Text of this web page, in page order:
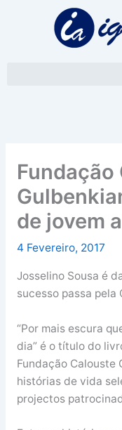
Fundação
de jovem
4 Fevereiro, 2017
Josselino Sousa é
sucesso passa pela
“Por mais escura
dia” é o título do
Fundação Calouste
histórias de vida
projectos